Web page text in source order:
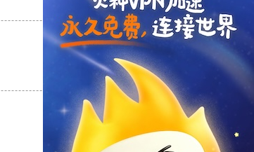
支持[0] 反对
支持
支持 反对 [0]